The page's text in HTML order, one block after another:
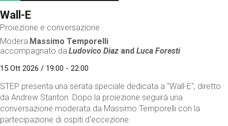
Wall-E
Proiezione e conversazione
Modera Massimo Temporelli
accompagnato da Ludovico Diaz andLuca Foresti
15 Ott 2026 / 19:00 - 22:00
STEP presenta una serata speciale dedicata a "Wall-E", diretto
da Andrew Stanton. Dopo la proiezione seguirà una
conversazione moderata da Massimo Temporelli con la
partecipazione di ospiti d'eccezione.